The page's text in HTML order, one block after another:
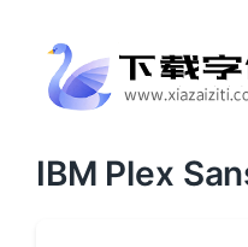
IBM Plex